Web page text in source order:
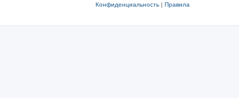
Конфиденциальность| Правила